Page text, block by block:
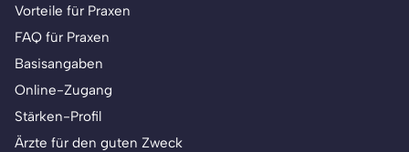
Vorteile für Praxen
FAQ für Praxen
Basisangaben
Online-Zugang
Stärken-Profil
Ärzte für den guten Zweck